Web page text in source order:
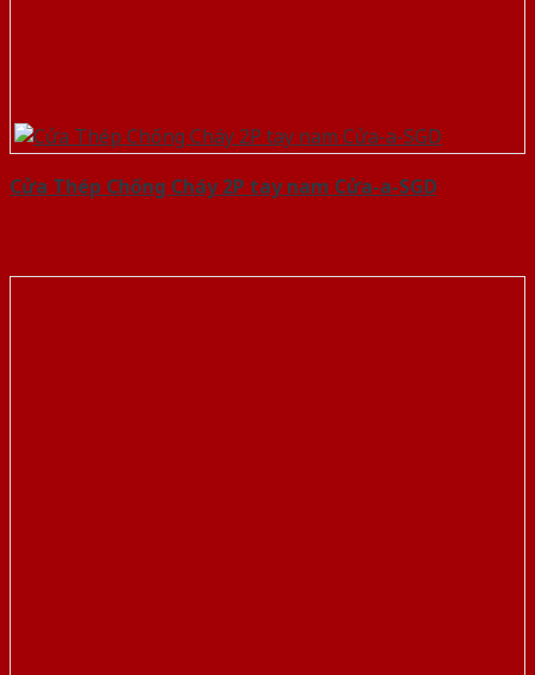
Cửa Thép Chống Cháy 2P tay nam Cửa-a-SGD